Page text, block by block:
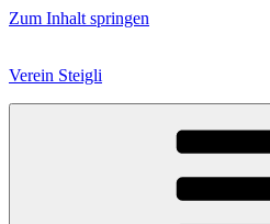
Zum Inhalt springen
Verein Steigli